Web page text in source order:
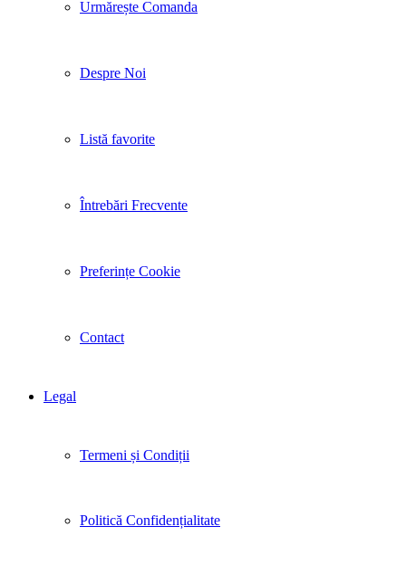
Urmărește Comanda
Despre Noi
Listă favorite
Întrebări Frecvente
Preferințe Cookie
Contact
Legal
Termeni și Condiții
Politică Confidențialitate